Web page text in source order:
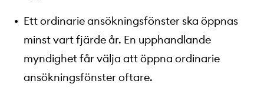
Ett ordinarie ansökningsfönster ska öppnas
minst vart fjärde år. En upphandlande
myndighet får välja att öppna ordinarie
ansökningsfönster oftare.